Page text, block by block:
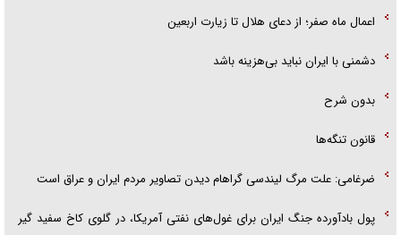
اعمال ماه صفر؛ از دعای هلال تا زیارت اربعین
دشمنی با ایران نباید بی‌هزینه باشد
بدون شرح
قانون تنگه‌ها
ضرغامی: علت مرگ لیندسی گراهام دیدن تصاویر مردم ایران و عراق است
پول بادآورده جنگ ایران برای غول‌های نفتی آمریکا، در گلوی کاخ سفید گیر